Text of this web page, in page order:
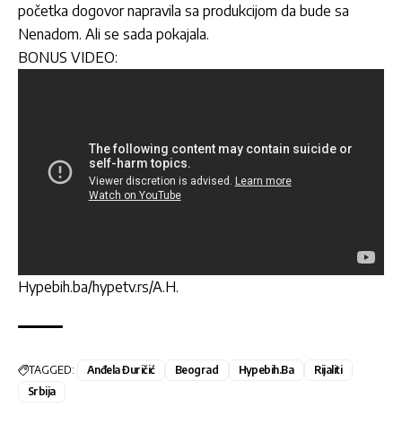
početka dogovor napravila sa produkcijom da bude sa
Nenadom. Ali se sada pokajala.
BONUS VIDEO:
Hypebih.ba/hypetv.rs/A.H.
TAGGED: Anđela Đuričić Beograd Hypebih.ba
Rijaliti
Srbija